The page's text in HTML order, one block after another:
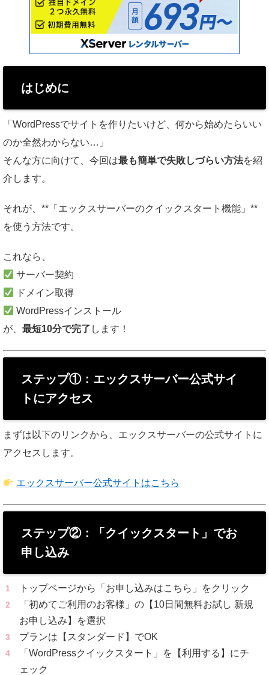
はじめに
「WordPressでサイトを作りたいけど、何から始めたらいい
のか全然わからない…」
そんな方に向けて、今回は最も簡単で失敗しづらい方法を紹
介します。
それが、**「エックスサーバーのクイックスタート機能」**
を使う方法です。
これなら、
サーバー契約
ドメイン取得
WordPressインストール
が、 最短10分で完了 します！
ステップ①：エックスサーバー公式サイ
トにアクセス
まずは以下のリンクから、エックスサーバーの公式サイトに
アクセスします。
エックスサーバー公式サイトはこちら
ステップ②：「クイックスタート」でお
申し込み
トップページから「お申し込みはこちら」をクリック
「初めてご利用のお客様」の【10日間無料お試し 新規
お申し込み】を選択
プランは【スタンダード】でOK
「WordPressクイックスタート」を【利用する】にチ
ェック